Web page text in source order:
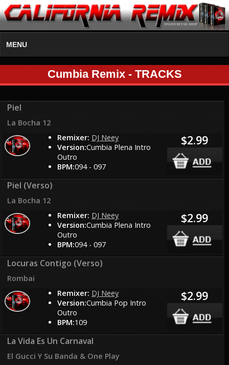
MENU
Cumbia Remix - TRACKS
Piel
La Bocha 12
Remixer: DJ Neey
Version:Cumbia Plena Intro
Outro
BPM:094 - 097
$2.99
Piel (Verso)
La Bocha 12
Remixer: DJ Neey
Version:Cumbia Plena Intro
Outro
BPM:094 - 097
$2.99
Locuras Contigo (Verso)
Rombai
Remixer: DJ Neey
Version:Cumbia Pop Intro
Outro
BPM:109
$2.99
La Vida Es Un Carnaval
El Gucci Y Su Banda & One Play